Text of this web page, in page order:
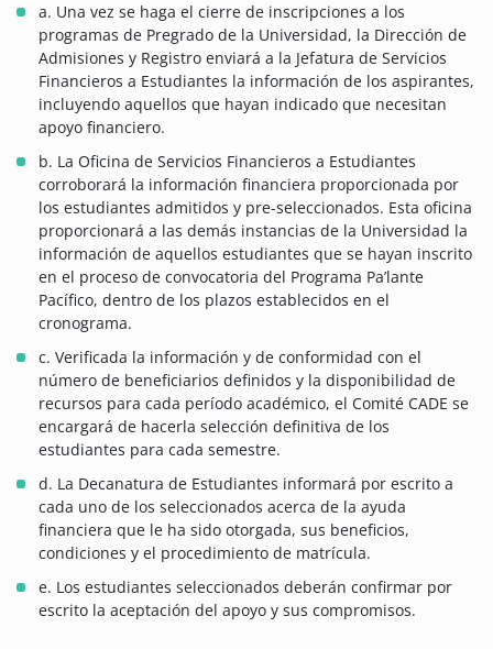
a. Una vez se haga el cierre de inscripciones a los
programas de Pregrado de la Universidad, la Dirección de
Admisiones y Registro enviará a la Jefatura de Servicios
Financieros a Estudiantes la información de los aspirantes,
incluyendo aquellos que hayan indicado que necesitan
apoyo financiero.
b. La Oficina de Servicios Financieros a Estudiantes
corroborará la información financiera proporcionada por
los estudiantes admitidos y pre-seleccionados. Esta oficina
proporcionará a las demás instancias de la Universidad la
información de aquellos estudiantes que se hayan inscrito
en el proceso de convocatoria del Programa Pa’lante
Pacífico, dentro de los plazos establecidos en el
cronograma.
c. Verificada la información y de conformidad con el
número de beneficiarios definidos y la disponibilidad de
recursos para cada período académico, el Comité CADE se
encargará de hacerla selección definitiva de los
estudiantes para cada semestre.
d. La Decanatura de Estudiantes informará por escrito a
cada uno de los seleccionados acerca de la ayuda
financiera que le ha sido otorgada, sus beneficios,
condiciones y el procedimiento de matrícula.
e. Los estudiantes seleccionados deberán confirmar por
escrito la aceptación del apoyo y sus compromisos.